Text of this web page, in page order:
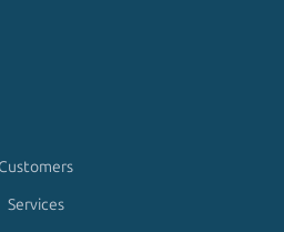
Customers
Services